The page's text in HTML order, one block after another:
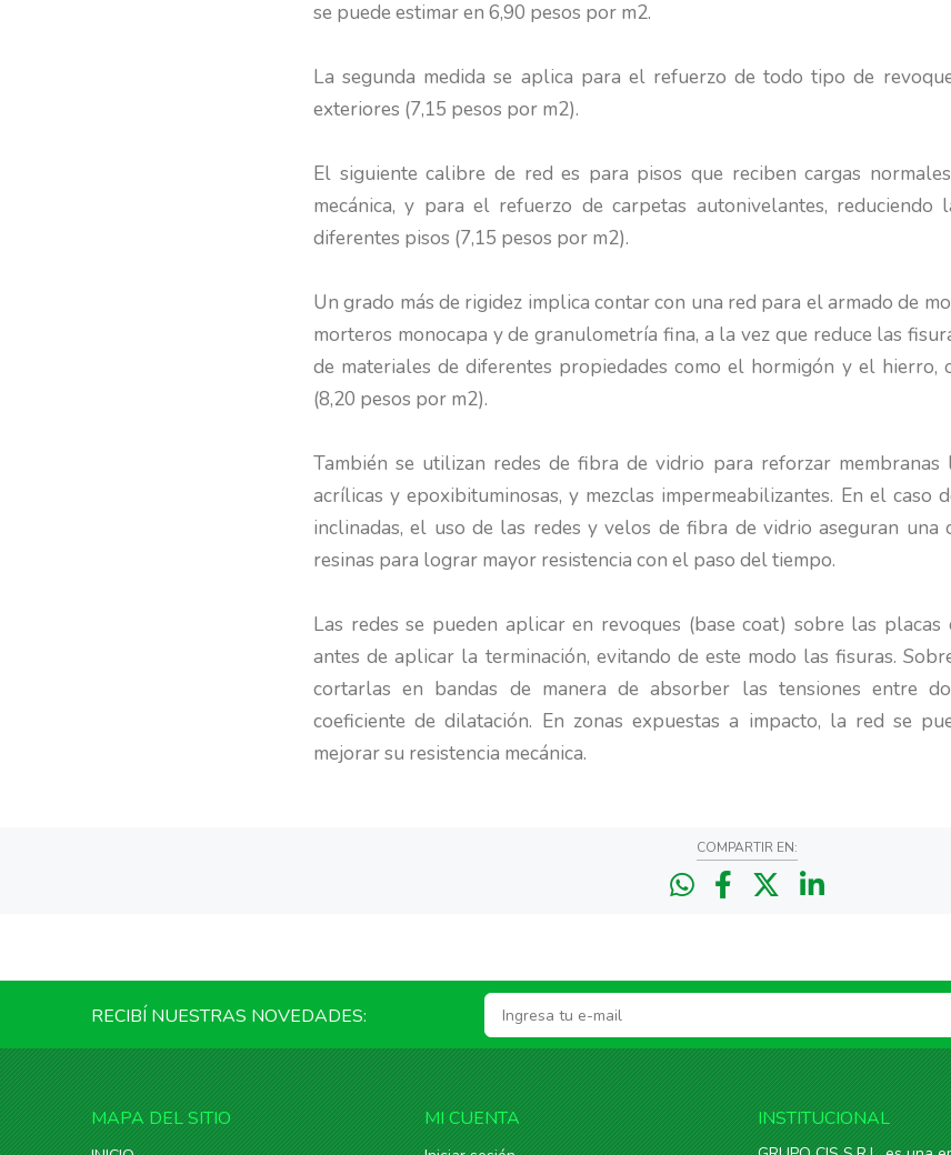
se puede estimar en 6,90 pesos por m2.
La segunda medida se aplica para el refuerzo de todo tipo de
exteriores (7,15 pesos por m2).
El siguiente calibre de red es para pisos que reciben cargas
mecánica, y para el refuerzo de carpetas autonivelantes,
diferentes pisos (7,15 pesos por m2).
Un grado más de rigidez implica contar con una red para el armado de
morteros monocapa y de granulometría fina, a la vez que reduce las
de materiales de diferentes propiedades como el hormigón y el
(8,20 pesos por m2).
También se utilizan redes de fibra de vidrio para reforzar membranas
acrílicas y epoxibituminosas, y mezclas impermeabilizantes. En el caso
inclinadas, el uso de las redes y velos de fibra de vidrio aseguran una
resinas para lograr mayor resistencia con el paso del tiempo.
Las redes se pueden aplicar en revoques (base coat) sobre las
antes de aplicar la terminación, evitando de este modo las fisuras.
cortarlas en bandas de manera de absorber las tensiones entre
coeficiente de dilatación. En zonas expuestas a impacto, la red se
mejorar su resistencia mecánica.
COMPARTIR EN:
RECIBÍ NUESTRAS NOVEDADES:
MAPA DEL SITIO MI CUENTA INSTITUCIONAL